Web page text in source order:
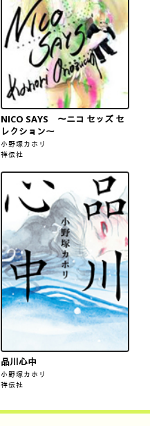
NICO SAYS 〜ニコ セッズ セ
レクション〜
小野塚カホリ
祥伝社
品川心中
小野塚カホリ
祥伝社